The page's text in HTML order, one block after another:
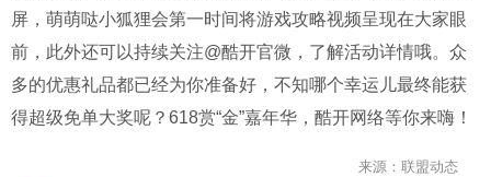
屏，萌萌哒小狐狸会第一时间将游戏攻略视频呈现在大家眼
前，此外还可以持续关注@酷开官微，了解活动详情哦。众
多的优惠礼品都已经为你准备好，不知哪个幸运儿最终能获
得超级免单大奖呢？618赏“金”嘉年华，酷开网络等你来嗨！
来源：联盟动态